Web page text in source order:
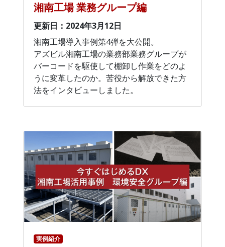
湘南工場 業務グループ編
更新日：2024年3月12日
湘南工場導入事例第4弾を大公開。
アズビル湘南工場の業務部業務グループが
バーコードを駆使して棚卸し作業をどのよ
うに変革したのか。苦役から解放できた方
法をインタビューしました。
実例紹介